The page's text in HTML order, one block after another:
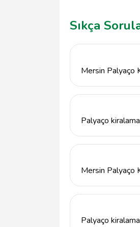
Sıkça
Mersin Palyaço
Palyaço
Mersin Palyaço
Palyaço